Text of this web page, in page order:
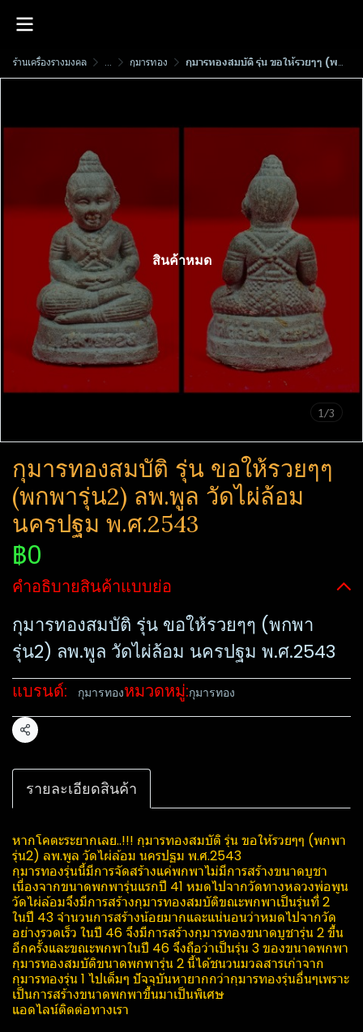
ร้านเครื่องรางมงคล ... กุมารทอง กุมารทองสมบัติ รุ่น ขอให้รวยๆๆ (พกพารุ่น2) ลพ.พูล วัดไผ่​ล้อม​ นครปฐม พ.ศ.2543
1/3
สินค้าหมด
กุมารทองสมบัติ รุ่น ขอให้รวยๆๆ
(พกพารุ่น2) ลพ.พูล วัดไผ่​ล้อม​
นครปฐม พ.ศ.2543
฿0
คำอธิบายสินค้าแบบย่อ
กุมารทองสมบัติ รุ่น ขอให้รวยๆๆ (พกพา
รุ่น2) ลพ.พูล วัดไผ่​ล้อม​ นครปฐม พ.ศ.2543
แบรนด์: กุมารทองหมวดหมู่:กุมารทอง
แชร์
รายละเอียดสินค้า
หากโคตะระยากเลย..!!! กุมารทองสมบัติ รุ่น ขอให้รวยๆๆ (พกพา
รุ่น2) ลพ.พูล วัดไผ่​ล้อม​ นครปฐม พ.ศ.2543
กุมารทองรุ่นนี้มีการจัดสร้างแค่พกพาไม่มีการสร้างขนาดบูชา
เนื่องจากขนาดพกพารุ่นแรกปี 41 หมดไปจากวัดทางหลวงพ่อพูน
วัดไผ่ล้อมจึงมีการสร้างกุมารทองสมบัติขณะพกพาเป็นรุ่นที่ 2
ในปี 43 จำนวนการสร้างน้อยมากและแน่นอนว่าหมดไปจากวัด
อย่างรวดเร็ว ในปี 46 จึงมีการสร้างกุมารทองขนาดบูชารุ่น 2 ขึ้น
อีกครั้งและขณะพกพาในปี 46 จึงถือว่าเป็นรุ่น 3 ของขนาดพกพา
กุมารทองสมบัติขนาดพกพารุ่น 2 นี้ได้ชนวนมวลสารเก่าจาก
กุมารทองรุ่น 1 ไปเต็มๆ ปัจจุบันหายากกว่ากุมารทองรุ่นอื่นๆเพราะ
เป็นการสร้างขนาดพกพาขึ้นมาเป็นพิเศษ
แอดไลน์ติดต่อทางเรา